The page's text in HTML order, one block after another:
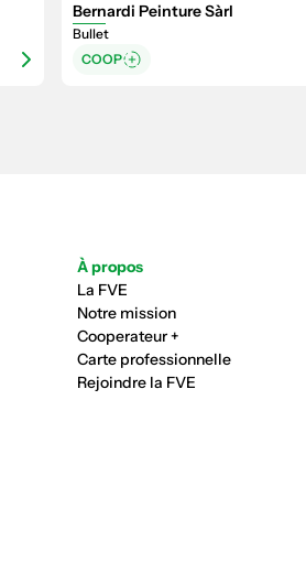
Bernardi Peinture Sàrl
Bullet
COOP
À propos
La FVE
Notre mission
Cooperateur +
Carte professionnelle
Rejoindre la FVE